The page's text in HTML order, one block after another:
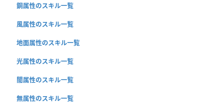
鋼属性のスキル一覧
風属性のスキル一覧
地面属性のスキル一覧
光属性のスキル一覧
闇属性のスキル一覧
無属性のスキル一覧